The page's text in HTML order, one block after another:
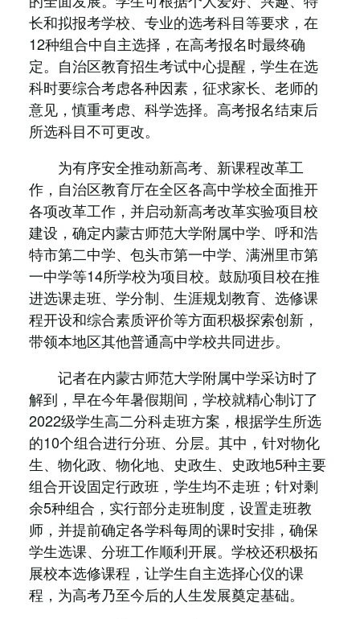
长和拟报考学校、专业的选考科目等要求，在
12种组合中自主选择，在高考报名时最终确
定。自治区教育招生考试中心提醒，学生在选
科时要综合考虑各种因素，征求家长、老师的
意见，慎重考虑、科学选择。高考报名结束后
所选科目不可更改。
为有序安全推动新高考、新课程改革工
作，自治区教育厅在全区各高中学校全面推开
各项改革工作，并启动新高考改革实验项目校
建设，确定内蒙古师范大学附属中学、呼和浩
特市第二中学、包头市第一中学、满洲里市第
一中学等14所学校为项目校。鼓励项目校在推
进选课走班、学分制、生涯规划教育、选修课
程开设和综合素质评价等方面积极探索创新，
带领本地区其他普通高中学校共同进步。
记者在内蒙古师范大学附属中学采访时了
解到，早在今年暑假期间，学校就精心制订了
2022级学生高二分科走班方案，根据学生所选
的10个组合进行分班、分层。其中，针对物化
生、物化政、物化地、史政生、史政地5种主要
组合开设固定行政班，学生均不走班；针对剩
余5种组合，实行部分走班制度，设置走班教
师，并提前确定各学科每周的课时安排，确保
学生选课、分班工作顺利开展。学校还积极拓
展校本选修课程，让学生自主选择心仪的课
程，为高考乃至今后的人生发展奠定基础。